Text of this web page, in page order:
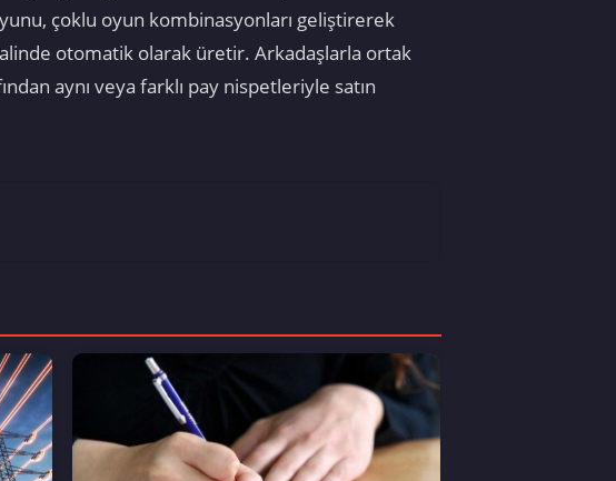
çoklu oyun kombinasyonları geliştirerek
otomatik olarak üretir. Arkadaşlarla ortak
aynı veya farklı pay nispetleriyle satın